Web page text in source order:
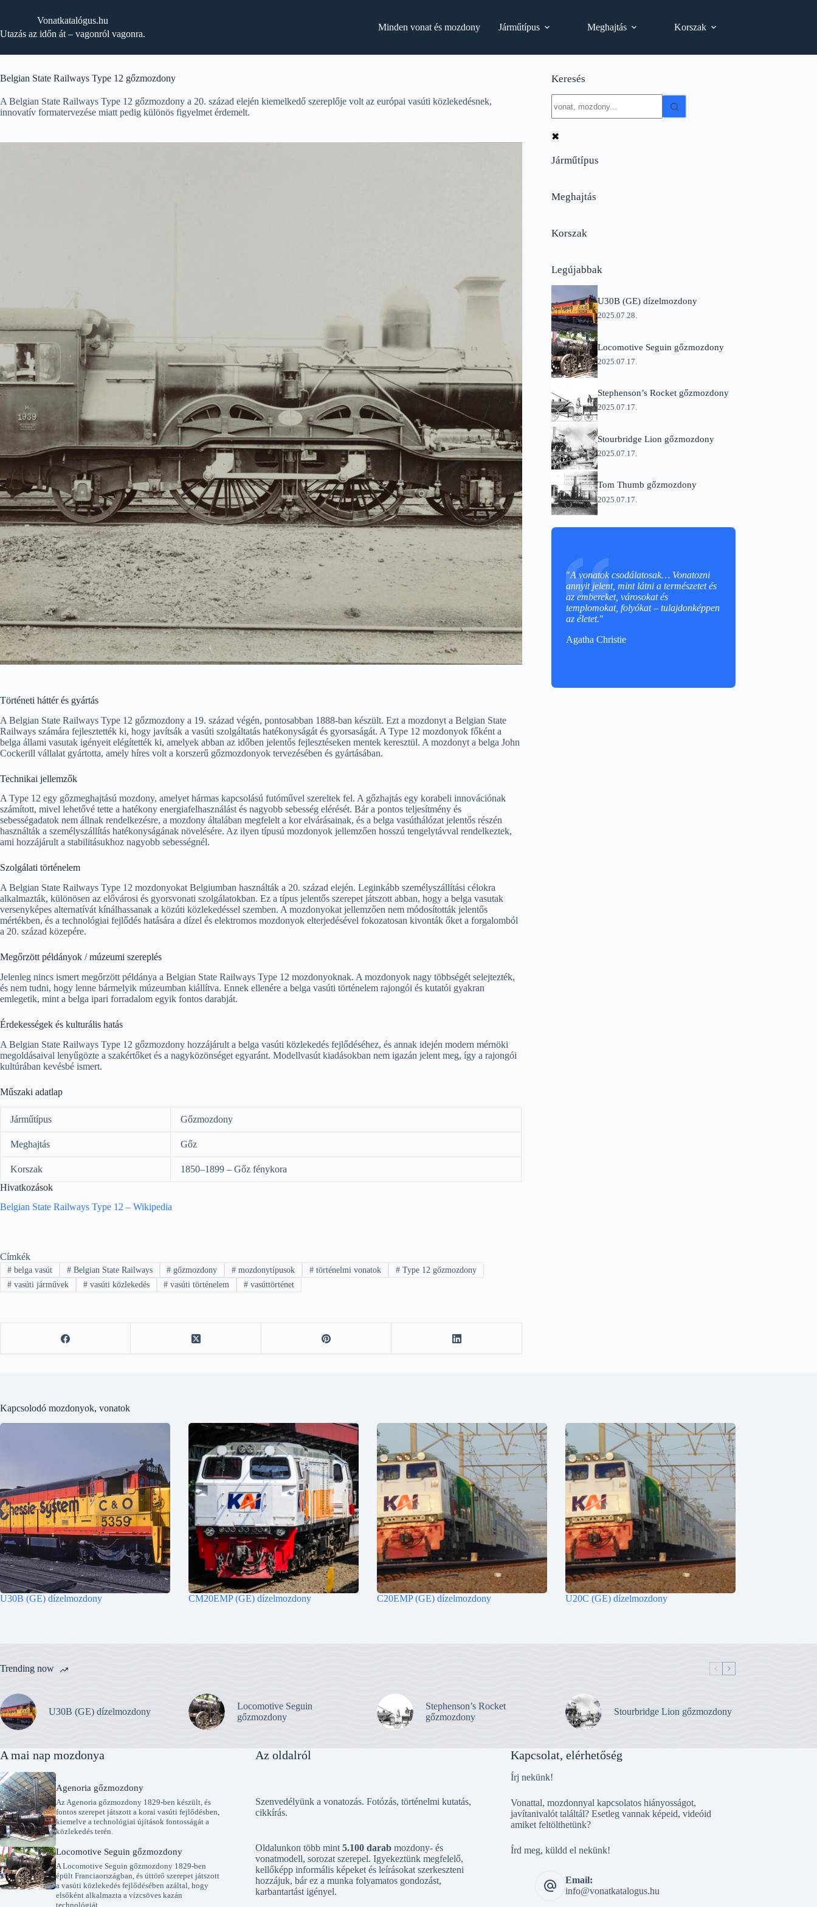
Vonatkatalógus.hu
Utazás az időn át – vagonról vagonra.
Minden vonat és mozdony Járműtípus Meghajtás Korszak
Belgian State Railways Type 12 gőzmozdony
A Belgian State Railways Type 12 gőzmozdony a 20. század elején kiemelkedő szereplője volt az európai vasúti közlekedésnek,
innovatív formatervezése miatt pedig különös figyelmet érdemelt.
Történeti háttér és gyártás
A Belgian State Railways Type 12 gőzmozdony a 19. század végén, pontosabban 1888-ban készült. Ezt a mozdonyt a Belgian State
Railways számára fejlesztették ki, hogy javítsák a vasúti szolgáltatás hatékonyságát és gyorsaságát. A Type 12 mozdonyok főként a
belga állami vasutak igényeit elégítették ki, amelyek abban az időben jelentős fejlesztéseken mentek keresztül. A mozdonyt a belga John
Cockerill vállalat gyártotta, amely híres volt a korszerű gőzmozdonyok tervezésében és gyártásában.
Technikai jellemzők
A Type 12 egy gőzmeghajtású mozdony, amelyet hármas kapcsolású futóművel szereltek fel. A gőzhajtás egy korabeli innovációnak
számított, mivel lehetővé tette a hatékony energiafelhasználást és nagyobb sebesség elérését. Bár a pontos teljesítmény és
sebességadatok nem állnak rendelkezésre, a mozdony általában megfelelt a kor elvárásainak, és a belga vasúthálózat jelentős részén
használták a személyszállítás hatékonyságának növelésére. Az ilyen típusú mozdonyok jellemzően hosszú tengelytávval rendelkeztek,
ami hozzájárult a stabilitásukhoz nagyobb sebességnél.
Szolgálati történelem
A Belgian State Railways Type 12 mozdonyokat Belgiumban használták a 20. század elején. Leginkább személyszállítási célokra
alkalmazták, különösen az elővárosi és gyorsvonati szolgálatokban. Ez a típus jelentős szerepet játszott abban, hogy a belga vasutak
versenyképes alternatívát kínálhassanak a közúti közlekedéssel szemben. A mozdonyokat jellemzően nem módosították jelentős
mértékben, és a technológiai fejlődés hatására a dízel és elektromos mozdonyok elterjedésével fokozatosan kivonták őket a forgalomból
a 20. század közepére.
Megőrzött példányok / múzeumi szereplés
Jelenleg nincs ismert megőrzött példánya a Belgian State Railways Type 12 mozdonyoknak. A mozdonyok nagy többségét selejtezték,
és nem tudni, hogy lenne bármelyik múzeumban kiállítva. Ennek ellenére a belga vasúti történelem rajongói és kutatói gyakran
emlegetik, mint a belga ipari forradalom egyik fontos darabját.
Érdekességek és kulturális hatás
A Belgian State Railways Type 12 gőzmozdony hozzájárult a belga vasúti közlekedés fejlődéséhez, és annak idején modern mérnöki
megoldásaival lenyűgözte a szakértőket és a nagyközönséget egyaránt. Modellvasút kiadásokban nem igazán jelent meg, így a rajongói
kultúrában kevésbé ismert.
Műszaki adatlap
Járműtípus Gőzmozdony
Meghajtás Gőz
Korszak
1850–1899 – Gőz fénykora
Hivatkozások
Belgian State Railways Type 12 – Wikipedia
Címkék
#belga vasút #Belgian State Railways # gőzmozdony # mozdonytípusok # történelmi vonatok #Type 12 gőzmozdony
#vasúti járművek #vasúti közlekedés # vasúti történelem # vasúttörténet
Keresés
results
✖
Járműtípus
Meghajtás
Korszak
Legújabbak
U30B (GE) dízelmozdony
2025.07.28.
Locomotive Seguin gőzmozdony
2025.07.17.
Stephenson’s Rocket gőzmozdony
2025.07.17.
Stourbridge Lion gőzmozdony
2025.07.17.
Tom Thumb gőzmozdony
2025.07.17.
"A vonatok csodálatosak… Vonatozni
annyit jelent, mint látni a természetet és
az embereket, városokat és
templomokat, folyókat – tulajdonképpen
az életet."
Agatha Christie
Kapcsolodó mozdonyok, vonatok
U30B (GE) dízelmozdony CM20EMP (GE) dízelmozdony C20EMP (GE) dízelmozdony U20C (GE) dízelmozdony
Trending now
U30B (GE) dízelmozdony
Locomotive Seguin
gőzmozdony
Stephenson’s Rocket
gőzmozdony
Stourbridge Lion gőzmozdony
A mai nap mozdonya
Agenoria gőzmozdony
Az Agenoria gőzmozdony 1829-ben készült, és
fontos szerepet játszott a korai vasúti fejlődésben,
kiemelve a technológiai újítások fontosságát a
közlekedés terén.
Locomotive Seguin gőzmozdony
A Locomotive Seguin gőzmozdony 1829-ben
épült Franciaországban, és úttörő szerepet játszott
a vasúti közlekedés fejlődésében azáltal, hogy
elsőként alkalmazta a vízcsöves kazán
technológiát.
Az oldalról
Szenvedélyünk a vonatozás. Fotózás, történelmi kutatás,
cikkírás.
Oldalunkon több mint 5.100 darabmozdony- és
vonatmodell, sorozat szerepel. Igyekeztünk megfelelő,
kellőképp informális képeket és leírásokat szerkeszteni
hozzájuk, bár ez a munka folyamatos gondozást,
karbantartást igényel.
Kapcsolat, elérhetőség
Írj nekünk!
Vonattal, mozdonnyal kapcsolatos hiányosságot,
javítanivalót találtál? Esetleg vannak képeid, videóid
amiket feltölthetünk?
Írd meg, küldd el nekünk!
Email:
info@vonatkatalogus.hu